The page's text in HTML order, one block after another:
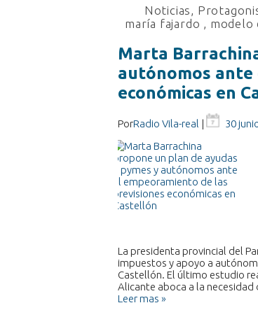
Noticias,
maría fajardo , modelo
Marta
autónomos ante
económicas en
PorRadio Vila-real | 30
La presidenta provincial del
impuestos y apoyo a
Castellón. El último estudio
Alicante aboca a la
Leer mas »